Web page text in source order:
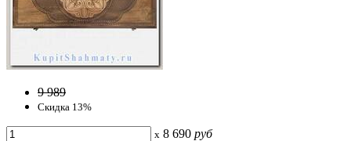
9 989
Скидка 13%
x 8 690 руб